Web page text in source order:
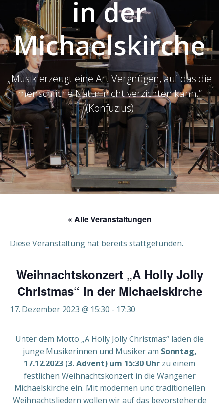
in der
Michaelskirche
„Musik erzeugt eine Art Vergnügen, auf das die
menschliche Natur nicht verzichten kann.“
(Konfuzius)
« Alle Veranstaltungen
Diese Veranstaltung hat bereits stattgefunden.
Weihnachtskonzert „A Holly Jolly
Christmas“ in der Michaelskirche
17. Dezember 2023 @ 15:30 - 17:30
Unter dem Motto „A Holly Jolly Christmas“ laden die
junge Musikerinnen und Musiker am Sonntag,
17.12.2023 (3. Advent) um 15:30 Uhr zu einem
festlichen Weihnachtskonzert in die Wangener
Michaelskirche ein. Mit modernen und traditionellen
Weihnachtsliedern wollen wir auf das bevorstehende